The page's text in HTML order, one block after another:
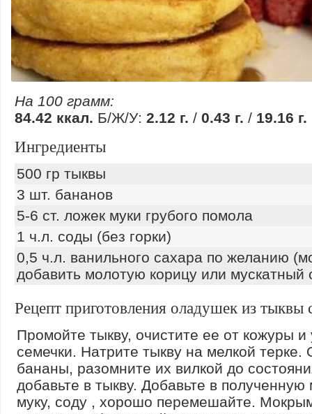
На 100 грамм:
84.42 ккал. Б/Ж/У: 2.12 г. / 0.43 г. / 19.16 г.
Ингредиенты
500 гр тыквы
3 шт. бананов
5-6 ст. ложек муки грубого помола
1 ч.л. соды (без горки)
0,5 ч.л. ванильного сахара по желанию
добавить молотую корицу или мускатный
Рецепт приготовления оладушек из тыквы
Промойте тыкву, очистите ее от кожуры и
семечки. Натрите тыкву на мелкой терке.
бананы, разомните их вилкой до
добавьте в тыкву. Добавьте в полученную
муку, соду , хорошо перемешайте.